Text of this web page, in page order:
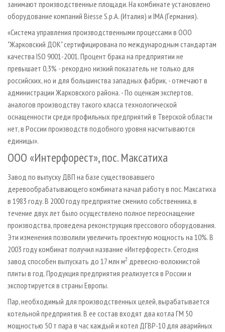
занимают производственные площади. На комбинате установлено
оборудование компаний Biesse S.p.A. (Италия) и IMA (Германия).
«Система управления производственными процессами в ООО
"Жарковский ДОК" сертифицирована по международным стандартам
качества ISO 9001-2001. Процент брака на предприятии не
превышает 0,3% - рекордно низкий показатель не только для
российских, но и для большинства западных фабрик, - отмечают в
администрации Жарковского района. - По оценкам экспертов,
аналогов производству такого класса технологической
оснащенности среди профильных предприятий в Тверской области
нет, в России производств подобного уровня насчитываются
единицы».
ООО «Интерфорест», пос. Максатиха
Завод по выпуску ДВП на базе существовавшего
деревообрабатывающего комбината начал работу в пос. Максатиха
в 1983 году. В 2000 году предприятие сменило собственника, в
течение двух лет было осуществлено полное переоснащение
производства, проведена реконструкция прессового оборудования.
Эти изменения позволили увеличить проектную мощность на 10%. В
2003 году комбинат получил название «Интерфорест». Сегодня
завод способен выпускать до 17 млн м2 древесно-волокнистой
плиты в год. Продукция предприятия реализуется в России и
экспортируется в страны Европы.
Пар, необходимый для производственных целей, вырабатывается
котельной предприятия. В ее состав входят два котла ГМ 50
мощностью 50 т пара в час каждый и котел ДГВР-10 для аварийных